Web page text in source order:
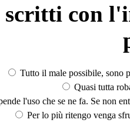
con
Tutto il male possibile, sono
Quasi tutta
l'uso che se ne fa. Se non
Per lo più ritengo venga